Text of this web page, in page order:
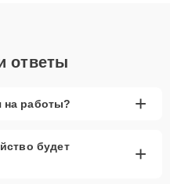
ответы
на работы? +
будет
+